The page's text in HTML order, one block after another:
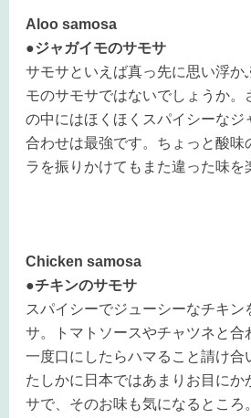
Aloo samosa
●ジャガイモのサモサ
サモサといえば真っ先に思い浮か
モのサモサではないでしょうか。
の中にはほくほくスパイシーなジ
合わせは最強です。ちょっと酸味
ラを振りかけてもまた違った味を
Chicken samosa
●チキンのサモサ
スパイシーでジューシーなチキン
サ。トマトソースやチャツネと合
一度口にしたらハマること請け合
たしかに日本ではあまりお目にか
サで、そのお味も気になるところ